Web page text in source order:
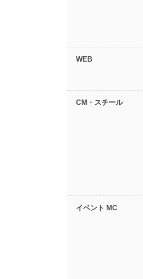
WEB
CM・スチール
イベント MC